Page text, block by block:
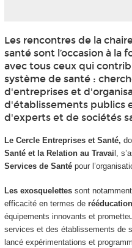
Les rencontres de la
santé sont l’occasion à la
avec tous ceux qui
système de santé :
d'entreprises et
d'établissements publics
d'experts et de sociétés
Le Cercle Entreprises et Santé,
Santé et la Relation au Travail,
Services de Santépour
Les exosquelettessont
efficacité en termes de
équipements innovants et
services et des établissements de
lancé expérimentations et